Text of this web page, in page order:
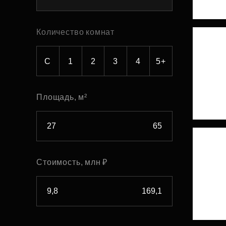
Рефинансирование
Количество комнат
С 1 2 3 4 5+
Площадь, м²
Стоимость, млн ₽